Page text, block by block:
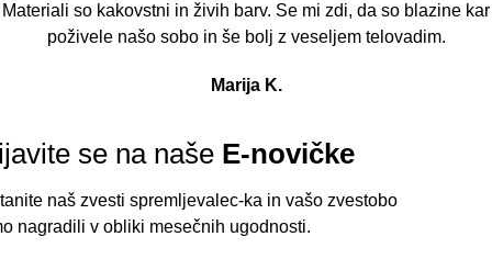
Materiali so kakovstni in živih barv. Se mi zdi, da so blazine kar
poživele našo sobo in še bolj z veseljem telovadim.
Marija K.
se na naše E-novičke
naš zvesti spremljevalec-ka in vašo zvestobo
nagradili v obliki mesečnih ugodnosti.